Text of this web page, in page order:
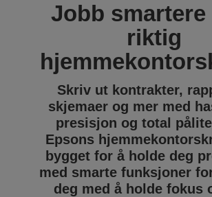
Jobb smartere
riktig
Skriv ut kontrakter,
skjemaer og mer med
presisjon og total
Epsons
bygget for å holde deg
med smarte funksjoner
deg med å holde fokus